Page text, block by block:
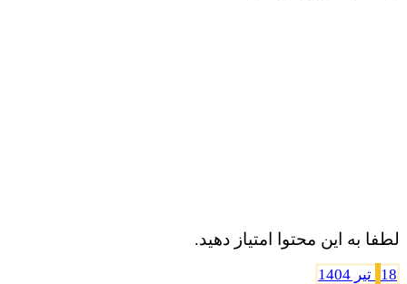
لطفا به این محتوا امتیاز دهید.
18 تیر 1404